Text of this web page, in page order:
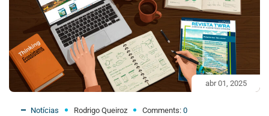
abr 01, 2025
Notícias Rodrigo Queiroz Comments: 0